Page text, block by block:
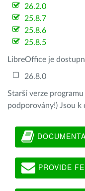
26.2.0
25.8.7
25.8.6
25.8.5
LibreOffice je
26.8.0
Starší verze
podporovány!) Jsou k
PROVIDE